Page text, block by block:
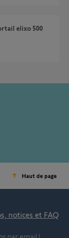
Haut de page
notices et FAQ